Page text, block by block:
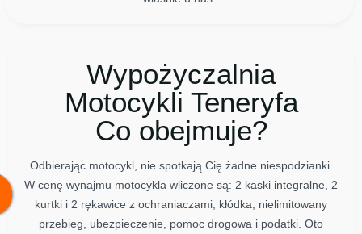
Wypożyczalnia
Motocykli Teneryfa
Co obejmuje?
Odbierając motocykl, nie spotkają Cię żadne niespodzianki.
W cenę wynajmu motocykla wliczone są: 2 kaski integralne, 2
kurtki i 2 rękawice z ochraniaczami, kłódka, nielimitowany
przebieg, ubezpieczenie, pomoc drogowa i podatki. Oto